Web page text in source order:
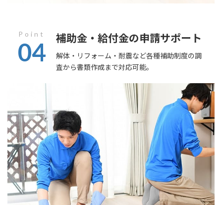
Point
04 補助金・給付金の申請サポート
解体・リフォーム・耐震など各種補助制度の調
査から書類作成まで対応可能。